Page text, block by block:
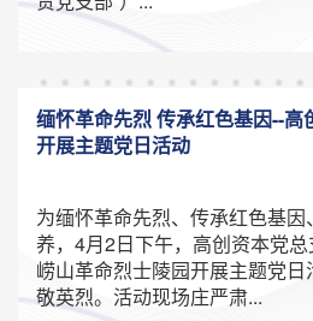
缅怀革命先烈 传承红色基因--高
开展主题党日活动
为缅怀革命先烈、传承红色基
养，4月2日下午，高创资本党
崂山革命烈士陵园开展主题党
敬英烈。活动现场庄严肃...